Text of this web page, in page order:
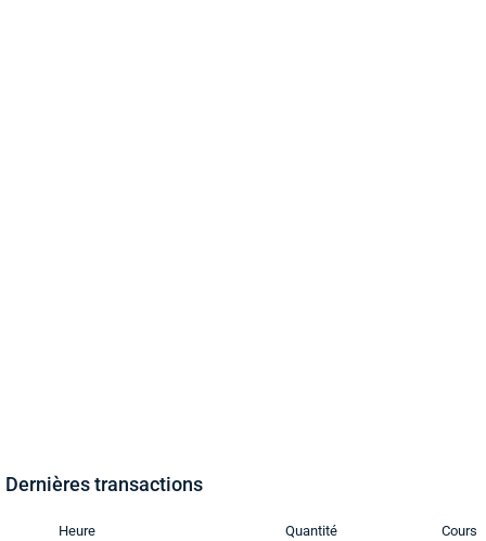
Dernières transactions
Heure Quantité Cours